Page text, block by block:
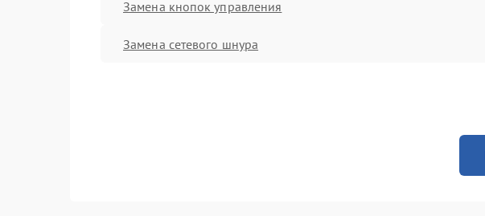
Замена кнопок управления
Замена сетевого шнура